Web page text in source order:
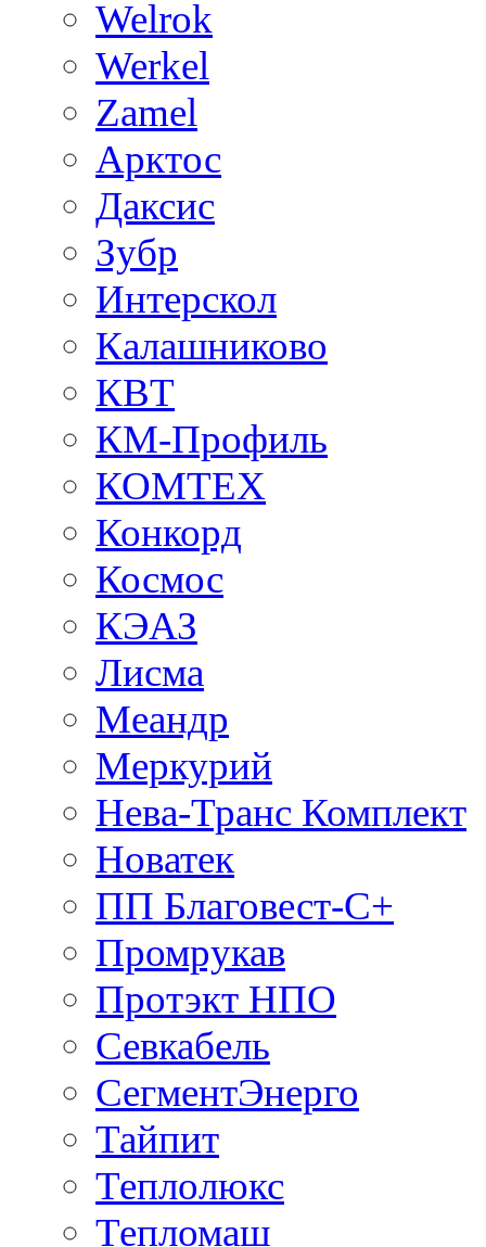
Welrok
Werkel
Zamel
Арктос
Даксис
Зубр
Интерскол
Калашниково
КВТ
КМ-Профиль
КОМТЕХ
Конкорд
Космос
КЭАЗ
Лисма
Меандр
Меркурий
Нева-Транс Комплект
Новатек
ПП Благовест-С+
Промрукав
Протэкт НПО
Севкабель
СегментЭнерго
Тайпит
Теплолюкс
Тепломаш